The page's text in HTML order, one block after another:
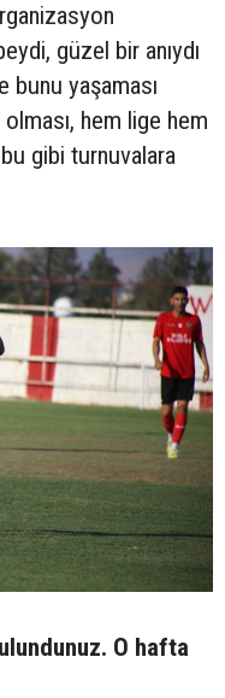
güzel bir anıydı
bunu yaşaması
hem lige hem
gibi turnuvalara
O hafta